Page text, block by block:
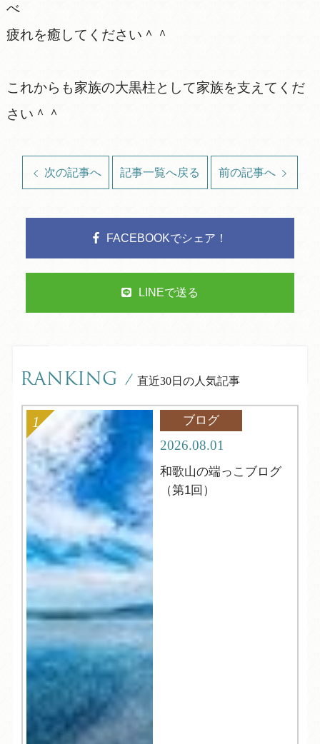
べ
疲れを癒してください＾＾
これからも家族の大黒柱として家族を支えてくだ
さい＾＾
次の記事へ 記事一覧へ戻る 前の記事へ
FACEBOOKでシェア！
LINEで送る
RANKING / 直近30日の人気記事
ブログ
2026.08.01
和歌山の端っこブログ
（第1回）